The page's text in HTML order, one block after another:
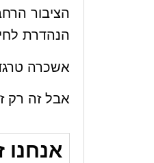
הציבור
הנהדרת
אשכרה
אבל זה רק
אנחנו